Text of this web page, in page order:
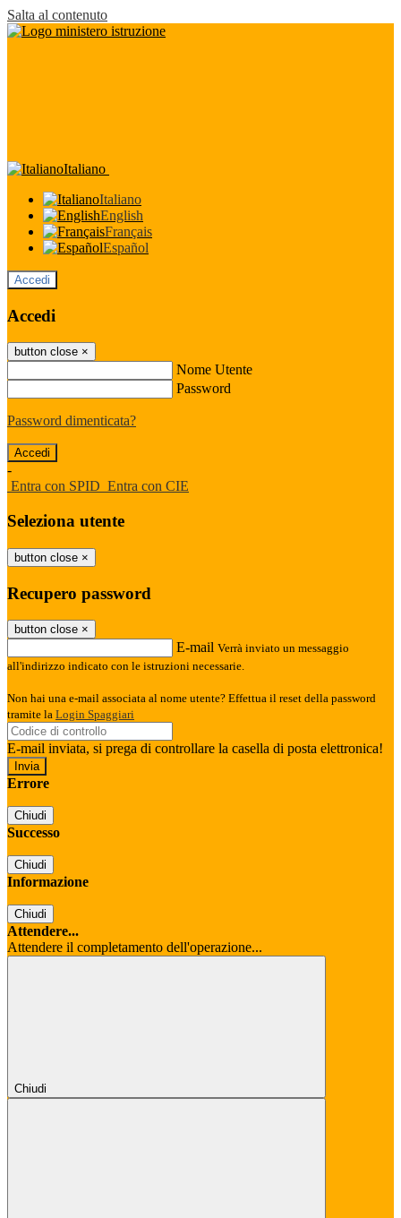
Salta al contenuto
Italiano
Italiano
English
Français
Español
Accedi
Accedi
button close ×
Nome Utente
Password
Password dimenticata?
-
Entra con SPID Entra con CIE
Seleziona utente
button close ×
Recupero password
button close ×
E-mail Verrà inviato un messaggio
all'indirizzo indicato con le istruzioni necessarie.
Non hai una e-mail associata al nome utente? Effettua il reset della password
tramite la Login Spaggiari
E-mail inviata, si prega di controllare la casella di posta elettronica!
Errore
Chiudi
Successo
Chiudi
Informazione
Chiudi
Attendere...
Attendere il completamento dell'operazione...
Chiudi